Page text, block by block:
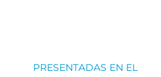
PRESENTADAS EN EL